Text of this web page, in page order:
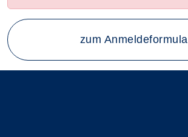
zum